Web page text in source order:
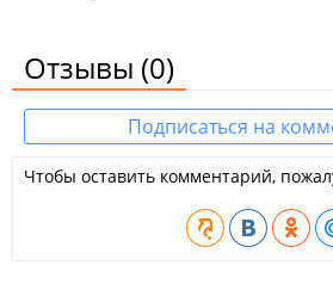
Отзывы (0)
Подписаться на
Чтобы оставить комментарий,